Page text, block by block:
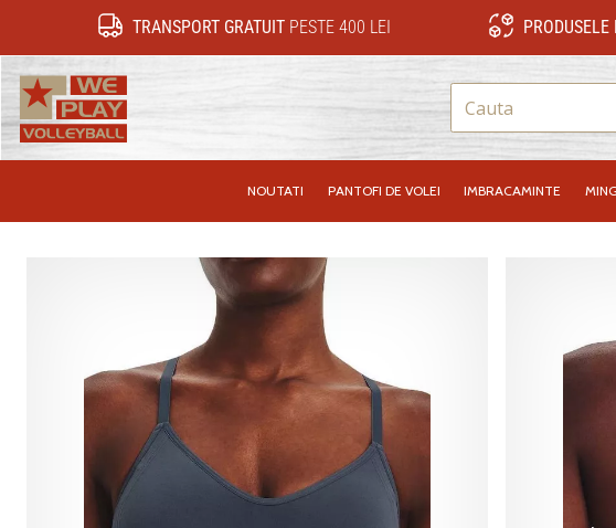
TRANSPORT GRATUITPESTE 400 LEI
NOUTATI PANTOFI DE VOLEI IMBRACAMINTE